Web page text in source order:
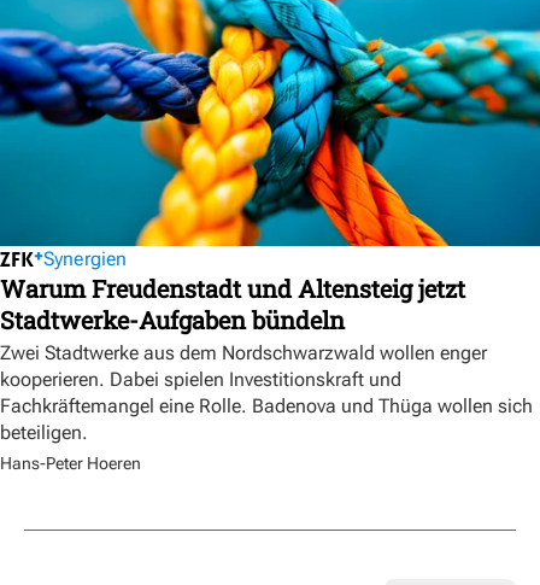
Synergien
Warum Freudenstadt und Altensteig jetzt
Stadtwerke-Aufgaben bündeln
Zwei Stadtwerke aus dem Nordschwarzwald wollen enger
kooperieren. Dabei spielen Investitionskraft und
Fachkräftemangel eine Rolle. Badenova und Thüga wollen sich
beteiligen.
Hans-Peter Hoeren